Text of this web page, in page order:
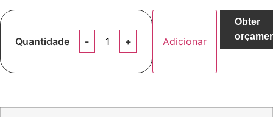
Quantidade Adicionar
Obter